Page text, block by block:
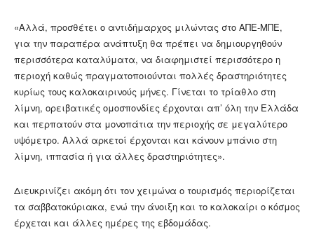
«Αλλά, προσθέτει ο αντιδήμαρχος μιλώντας στο ΑΠΕ-ΜΠΕ,
για την παραπέρα ανάπτυξη θα πρέπει να δημιουργηθούν
περισσότερα καταλύματα, να διαφημιστεί περισσότερο η
περιοχή καθώς πραγματοποιούνται πολλές δραστηριότητες
κυρίως τους καλοκαιρινούς μήνες. Γίνεται το τρίαθλο στη
λίμνη, ορειβατικές ομοσπονδίες έρχονται απ’ όλη την Ελλάδα
και περπατούν στα μονοπάτια την περιοχής σε μεγαλύτερο
υψόμετρο. Αλλά αρκετοί έρχονται και κάνουν μπάνιο στη
λίμνη, ιππασία ή για άλλες δραστηριότητες».
Διευκρινίζει ακόμη ότι τον χειμώνα ο τουρισμός περιορίζεται
τα σαββατοκύριακα, ενώ την άνοιξη και το καλοκαίρι ο κόσμος
έρχεται και άλλες ημέρες της εβδομάδας.